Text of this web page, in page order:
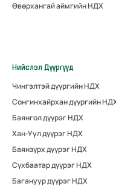
Өвөрхангай аймгийн НДХ
Нийслэл Дүүргүүд
Чингэлтэй дүүргийн НДХ
Сонгинхайрхан дүүргийн
Баянгол дүүрэг НДХ
Хан-Уул дүүрэг НДХ
Баянзүрх дүүрэг НДХ
Сүхбаатар дүүрэг НДХ
Багануур дүүрэг НДХ